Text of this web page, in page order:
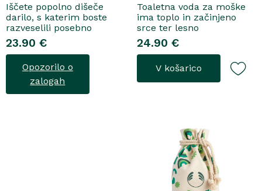
Iščete popolno dišeče
darilo, s katerim boste
razveselili posebno
osebo? Spoznajte naš
darilni set Cherry Blossom
Duo, popolno harmonijo
nežne nege in razkošnega
vonja, ki poskrbi za dobro
počutje vsak dan. Ta
23.90 €
Opozorilo o
zalogah
Toaletna voda za moške
ima toplo in začinjeno
srce ter lesno
osnovo.Topel, začinjen
vonjToaletna voda..
24.90 €
V košarico